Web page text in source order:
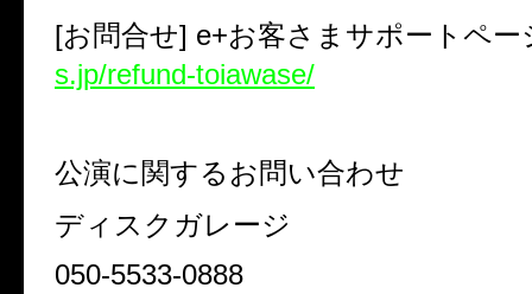
[お問合せ] e+お客さまサポートペ
s.jp/refund-toiawase/
公演に関するお問い合わせ
ディスクガレージ
050-5533-0888